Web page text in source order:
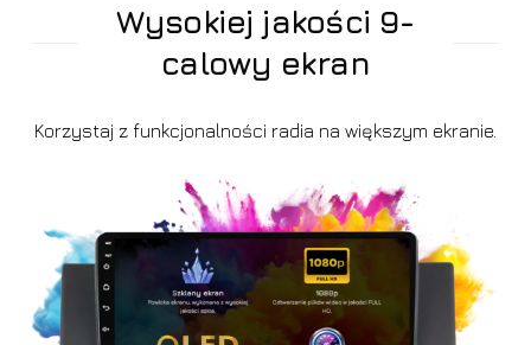
Wysokiej jakości 9-
calowy ekran
Korzystaj z funkcjonalności radia na większym ekranie.